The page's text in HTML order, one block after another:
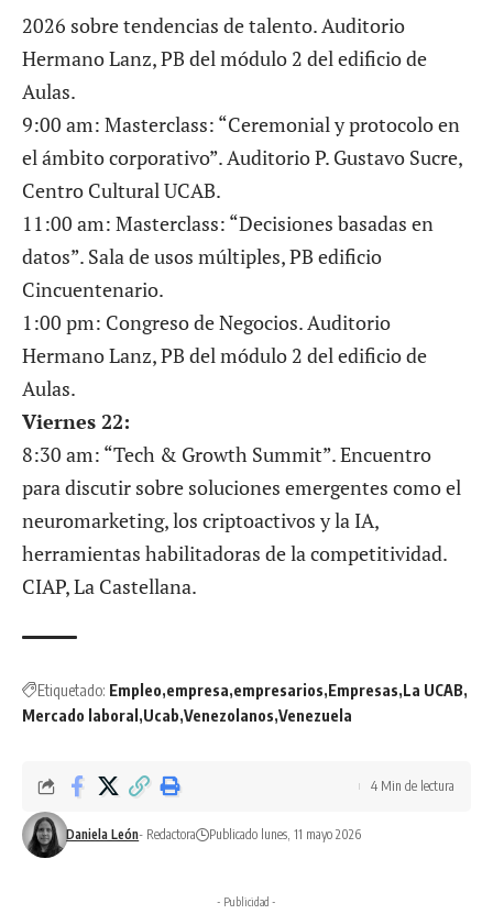
2026 sobre tendencias de talento. Auditorio
Hermano Lanz, PB del módulo 2 del edificio de
Aulas.
9:00 am: Masterclass: “Ceremonial y protocolo en
el ámbito corporativo”. Auditorio P. Gustavo Sucre,
Centro Cultural UCAB.
11:00 am: Masterclass: “Decisiones basadas en
datos”. Sala de usos múltiples, PB edificio
Cincuentenario.
1:00 pm: Congreso de Negocios. Auditorio
Hermano Lanz, PB del módulo 2 del edificio de
Aulas.
Viernes 22:
8:30 am: “Tech & Growth Summit”. Encuentro
para discutir sobre soluciones emergentes como el
neuromarketing, los criptoactivos y la IA,
herramientas habilitadoras de la competitividad.
CIAP, La Castellana.
Etiquetado: Empleo empresa empresarios Empresas La UCAB
Mercado laboral Ucab Venezolanos Venezuela
Daniela León- Redactora Publicado lunes, 11 mayo 2026
4 Min de lectura
- Publicidad -